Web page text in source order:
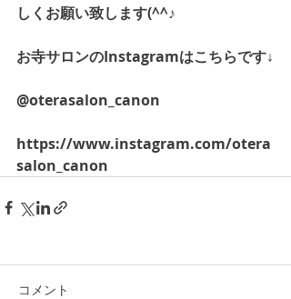
しくお願い致します(^^♪
お寺サロンのInstagramはこちらです↓
@oterasalon_canon
https://www.instagram.com/otera
salon_canon
コメント